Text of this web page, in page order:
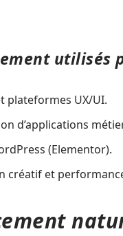
utilisés
plateformes UX/UI.
d’applications
(Elementor).
créatif et